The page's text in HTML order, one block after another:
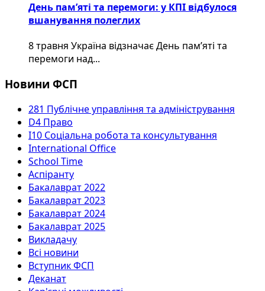
День пам’яті та перемоги: у КПІ відбулося
вшанування полеглих
8 травня Україна відзначає День пам’яті та
перемоги над...
Новини ФСП
281 Публічне управління та адміністрування
D4 Право
I10 Соціальна робота та консультування
International Office
School Time
Аспіранту
Бакалаврат 2022
Бакалаврат 2023
Бакалаврат 2024
Бакалаврат 2025
Викладачу
Всі новини
Вступник ФСП
Деканат